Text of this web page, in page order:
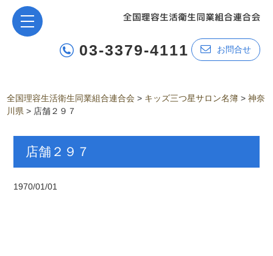
03-3379-4111 お問合せ
全国理容生活衛生同業組合連合会 > キッズ三つ星サロン名簿 >神奈
川県 > 店舗２９７
店舗２９７
1970/01/01